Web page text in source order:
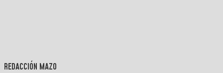
REDACCIÓN MAZO